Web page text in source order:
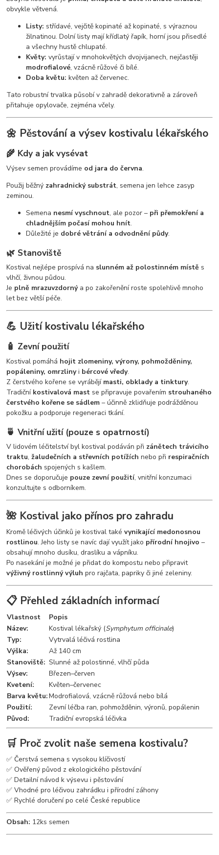
obvykle větvená.
Listy: střídavé, vejčitě kopinaté až kopinaté, s výraznou
žilnatinou. Dolní listy mají křídlatý řapík, horní jsou přisedlé
a všechny hustě chlupaté.
Květy: vyrůstají v mnohokvětých dvojvijanech, nejčastěji
modrofialové, vzácně růžové či bílé.
Doba květu: květen až červenec.
Tato robustní trvalka působí v zahradě dekorativně a zároveň
přitahuje opylovače, zejména včely.
🌼 Pěstování a výsev kostivalu lékařského
🌾 Kdy a jak vysévat
Výsev semen provádíme od jara do června.
Použij běžný zahradnický substrát, semena jen lehce zasyp
zeminou.
Semena nesmí vyschnout, ale pozor – při přemokření a
chladnějším počasí mohou hnít.
Důležité je dobré větrání a odvodnění půdy.
🌿 Stanoviště
Kostival nejlépe prospívá na slunném až polostinném místě s
vlhčí, živnou půdou.
Je plně mrazuvzdornýa po zakořenění roste spolehlivě mnoho
let bez větší péče.
💪 Užití kostivalu lékařského
🧴 Zevní použití
Kostival pomáhá hojit zlomeniny, výrony, pohmožděniny,
popáleniny, omrzlinyi bércové vředy.
Z čerstvého kořene se vyrábějí masti, obklady a tinktury.
Tradiční kostivalová mast se připravuje povařením strouhaného
čerstvého kořene se sádlem – účinně zklidňuje podrážděnou
pokožku a podporuje regeneraci tkání.
🍵 Vnitřní užití (pouze s opatrností)
V lidovém léčitelství byl kostival podáván při zánětech trávicího
traktu,žaludečních a střevních potížích nebo při respiračních
chorobách spojených s kašlem.
Dnes se doporučuje pouze zevní použití, vnitřní konzumaci
konzultujte s odborníkem.
🌺 Kostival jako přínos pro zahradu
Kromě léčivých účinků je kostival takévynikající medonosnou
rostlinou. Jeho listy se navíc dají využít jako přírodní hnojivo –
obsahují mnoho dusíku, draslíku a vápníku.
Po nasekání je možné je přidat do kompostu nebo připravit
výživný rostlinný výluh pro rajčata, papriky či jiné zeleniny.
📋 Přehled základních informací
Vlastnost
Popis
Název:
Kostival lékařský (Symphytum officinale)
Typ:
Vytrvalá léčivá rostlina
Výška:
Až 140 cm
Stanoviště: Slunné až polostinné, vlhčí půda
Výsev:
Březen–červen
Kvetení:
Květen–červenec
Barva květu:Modrofialová, vzácně růžová nebo bílá
Použití:
Zevní léčba ran, pohmožděnin, výronů, popálenin
Původ:
Tradiční evropská léčivka
🛒 Proč zvolit naše semena kostivalu?
✅ Čerstvá semena s vysokou klíčivostí
✅ Ověřený původ z ekologického pěstování
✅ Detailní návod k výsevu i pěstování
✅ Vhodné pro léčivou zahrádku i přírodní záhony
✅ Rychlé doručení po celé České republice
Obsah: 12ks semen